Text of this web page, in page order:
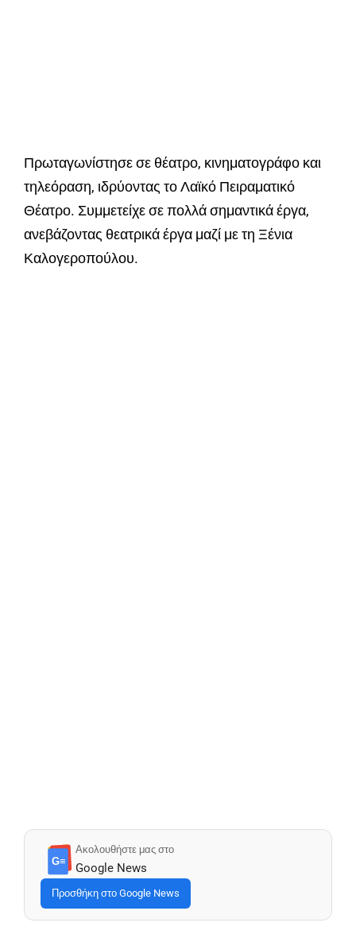
Πρωταγωνίστησε σε θέατρο, κινηματογράφο και
τηλεόραση, ιδρύοντας το Λαϊκό Πειραματικό
Θέατρο. Συμμετείχε σε πολλά σημαντικά έργα,
ανεβάζοντας θεατρικά έργα μαζί με τη Ξένια
Καλογεροπούλου.
G≡
Ακολουθήστε μας στο
Google News
Προσθήκη στο Google News